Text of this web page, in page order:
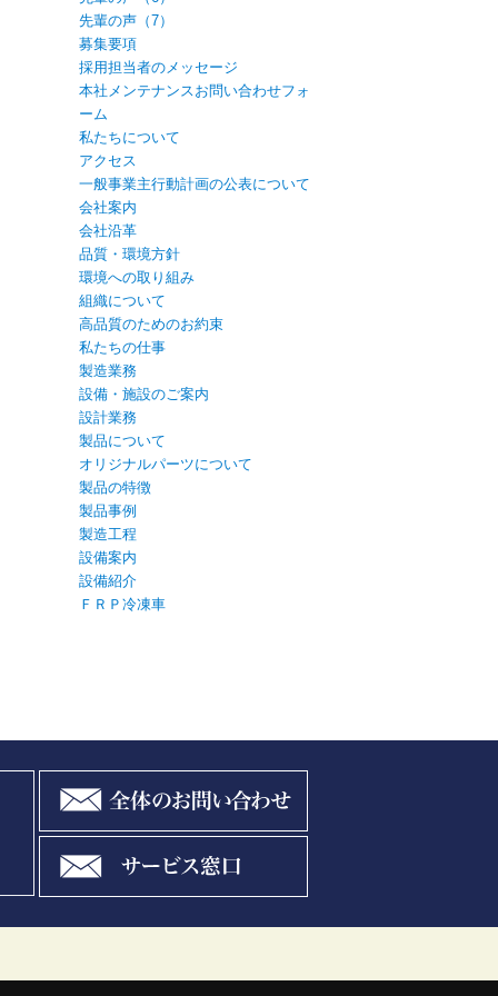
先輩の声（7）
募集要項
採用担当者のメッセージ
本社メンテナンスお問い合わせフォ
ーム
私たちについて
アクセス
一般事業主行動計画の公表について
会社案内
会社沿革
品質・環境方針
環境への取り組み
組織について
高品質のためのお約束
私たちの仕事
製造業務
設備・施設のご案内
設計業務
製品について
オリジナルパーツについて
製品の特徴
製品事例
製造工程
設備案内
設備紹介
ＦＲＰ冷凍車